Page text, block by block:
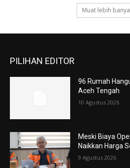
Muat lebih
PILIHAN EDITOR
96 Rumah
Aceh Tengah
10 Agustus 2026
Meski Biaya
Naikkan Harga
9 Agustus 2026